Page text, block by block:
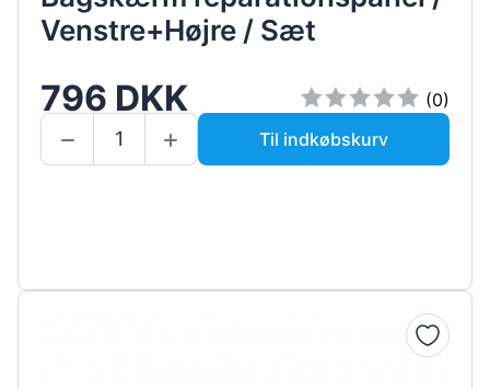
Venstre+Højre / Sæt
796 DKK
(0)
Til indkøbskurv